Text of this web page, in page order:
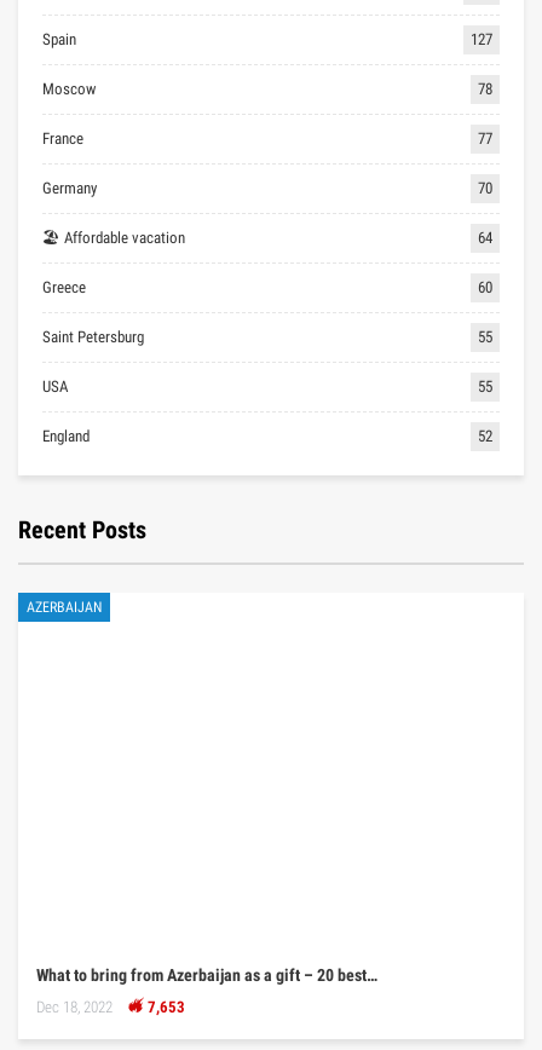
Spain 127
Moscow 78
France 77
Germany 70
🏖 Affordable vacation 64
Greece 60
Saint Petersburg 55
USA 55
England 52
Recent Posts
AZERBAIJAN
What to bring from Azerbaijan as a gift – 20 best…
Dec 18, 2022 7,653